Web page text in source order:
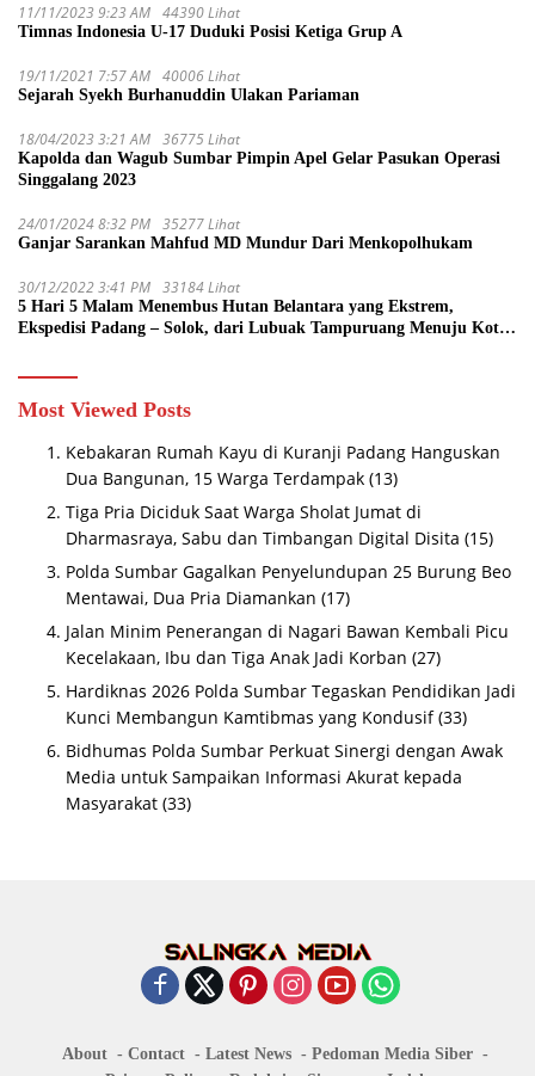
11/11/2023 9:23 AM 44390 Lihat
Timnas Indonesia U-17 Duduki Posisi Ketiga Grup A
19/11/2021 7:57 AM 40006 Lihat
Sejarah Syekh Burhanuddin Ulakan Pariaman
18/04/2023 3:21 AM 36775 Lihat
Kapolda dan Wagub Sumbar Pimpin Apel Gelar Pasukan Operasi
Singgalang 2023
24/01/2024 8:32 PM 35277 Lihat
Ganjar Sarankan Mahfud MD Mundur Dari Menkopolhukam
30/12/2022 3:41 PM 33184 Lihat
5 Hari 5 Malam Menembus Hutan Belantara yang Ekstrem,
Ekspedisi Padang – Solok, dari Lubuak Tampuruang Menuju Koto
Most Viewed Posts
Kebakaran Rumah Kayu di Kuranji Padang Hanguskan
Dua Bangunan, 15 Warga Terdampak (13)
Tiga Pria Diciduk Saat Warga Sholat Jumat di
Dharmasraya, Sabu dan Timbangan Digital Disita (15)
Polda Sumbar Gagalkan Penyelundupan 25 Burung Beo
Mentawai, Dua Pria Diamankan (17)
Jalan Minim Penerangan di Nagari Bawan Kembali Picu
Kecelakaan, Ibu dan Tiga Anak Jadi Korban (27)
Hardiknas 2026 Polda Sumbar Tegaskan Pendidikan Jadi
Kunci Membangun Kamtibmas yang Kondusif (33)
Bidhumas Polda Sumbar Perkuat Sinergi dengan Awak
Media untuk Sampaikan Informasi Akurat kepada
Masyarakat (33)
About Contact Latest News
Pedoman Media Siber